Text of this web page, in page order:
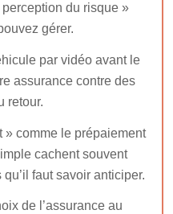
du risque »
gérer.
par vidéo avant le
assurance contre des
retour.
» comme le prépaiement
cachent souvent
faut savoir anticiper.
de l’assurance au